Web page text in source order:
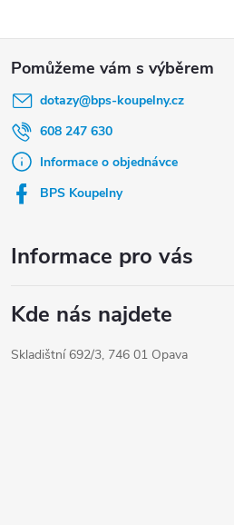
dotazy@bps-koupelny.cz
608 247 630
Informace o objednávce
BPS Koupelny
Informace pro vás
Kde nás najdete
Skladištní 692/3, 746 01 Opava